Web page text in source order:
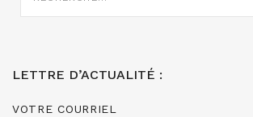
LETTRE D’ACTUALITÉ :
VOTRE COURRIEL